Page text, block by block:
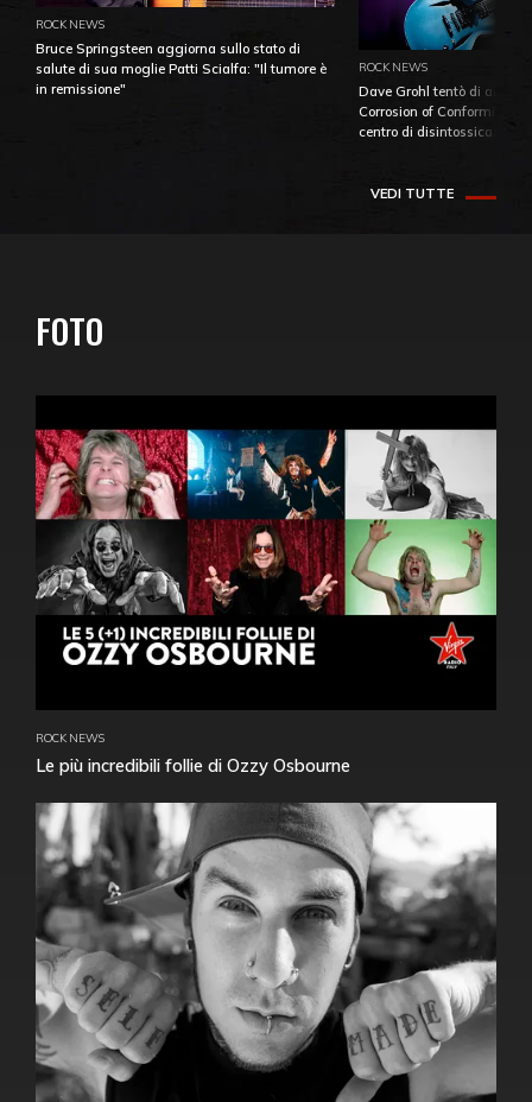
ROCK NEWS
Bruce Springsteen aggiorna sullo stato di
salute di sua moglie Patti Scialfa: "Il tumore è
in remissione"
ROCK NEWS
Dave Grohl tentò di
Corrosion of Conformity
centro di
VEDI TUTTE
FOTO
ROCK NEWS
Le più incredibili follie di Ozzy Osbourne